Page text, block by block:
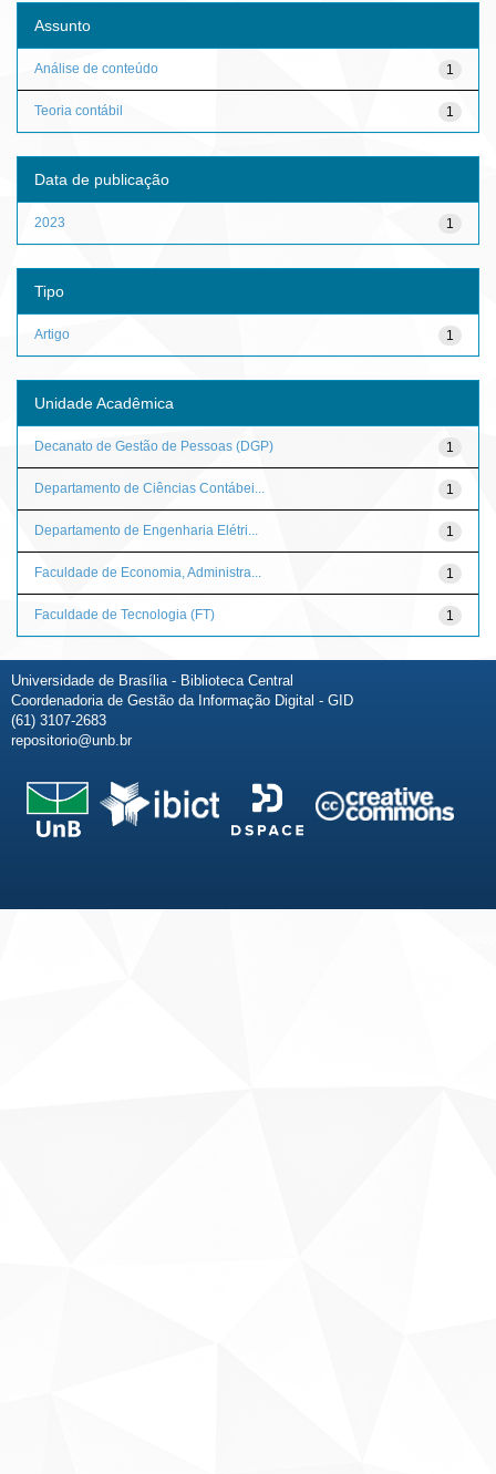
Assunto
1
Análise de conteúdo
1
Teoria contábil
Data de publicação
1
2023
Tipo
1
Artigo
Unidade Acadêmica
1
Decanato de Gestão de Pessoas (DGP)
1
Departamento de Ciências Contábei...
1
Departamento de Engenharia Elétri...
1
Faculdade de Economia, Administra...
1
Faculdade de Tecnologia (FT)
Universidade de Brasília - Biblioteca Central
Coordenadoria de Gestão da Informação Digital - GID
(61) 3107-2683
repositorio@unb.br